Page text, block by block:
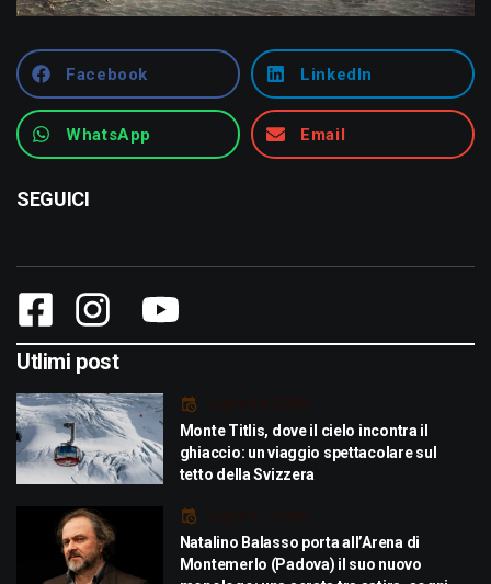
Facebook LinkedIn
WhatsApp Email
SEGUICI
Utlimi post
Luglio 29, 2026
Monte Titlis, dove il cielo incontra il
ghiaccio: un viaggio spettacolare sul
tetto della Svizzera
Luglio 21, 2026
Natalino Balasso porta all’Arena di
Montemerlo (Padova) il suo nuovo